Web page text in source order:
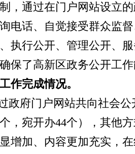
，通过在门户网站设立
电话、自觉接受群众监
执行公开、管理公开、
保了高新区政务公开工
作完成情况。
政府门户网站共向社会
个，宛开办44个），其他
增加、内容更加充实，